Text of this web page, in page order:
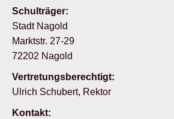
Schulträger:
Stadt Nagold
Marktstr. 27-29
72202 Nagold
Vertretungsberechtigt:
Ulrich Schubert, Rektor
Kontakt: